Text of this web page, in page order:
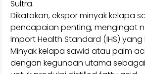
Sultra.
Dikatakan, ekspor minyak kelapa
pencapaian penting, mengingat
Import Health Standard (IHS) yang
Minyak kelapa sawid atau palm
dengan kegunaan utama